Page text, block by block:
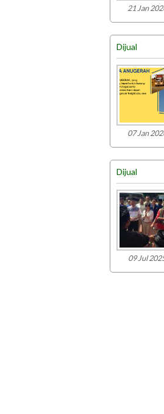
21 Jan
Dijual
07 Jan
Dijual
09 Jul